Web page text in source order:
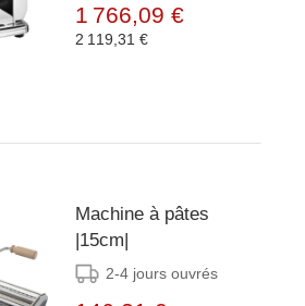
1 766,09 €
2 119,31 €
Machine à pâtes
|15cm|
2-4 jours ouvrés